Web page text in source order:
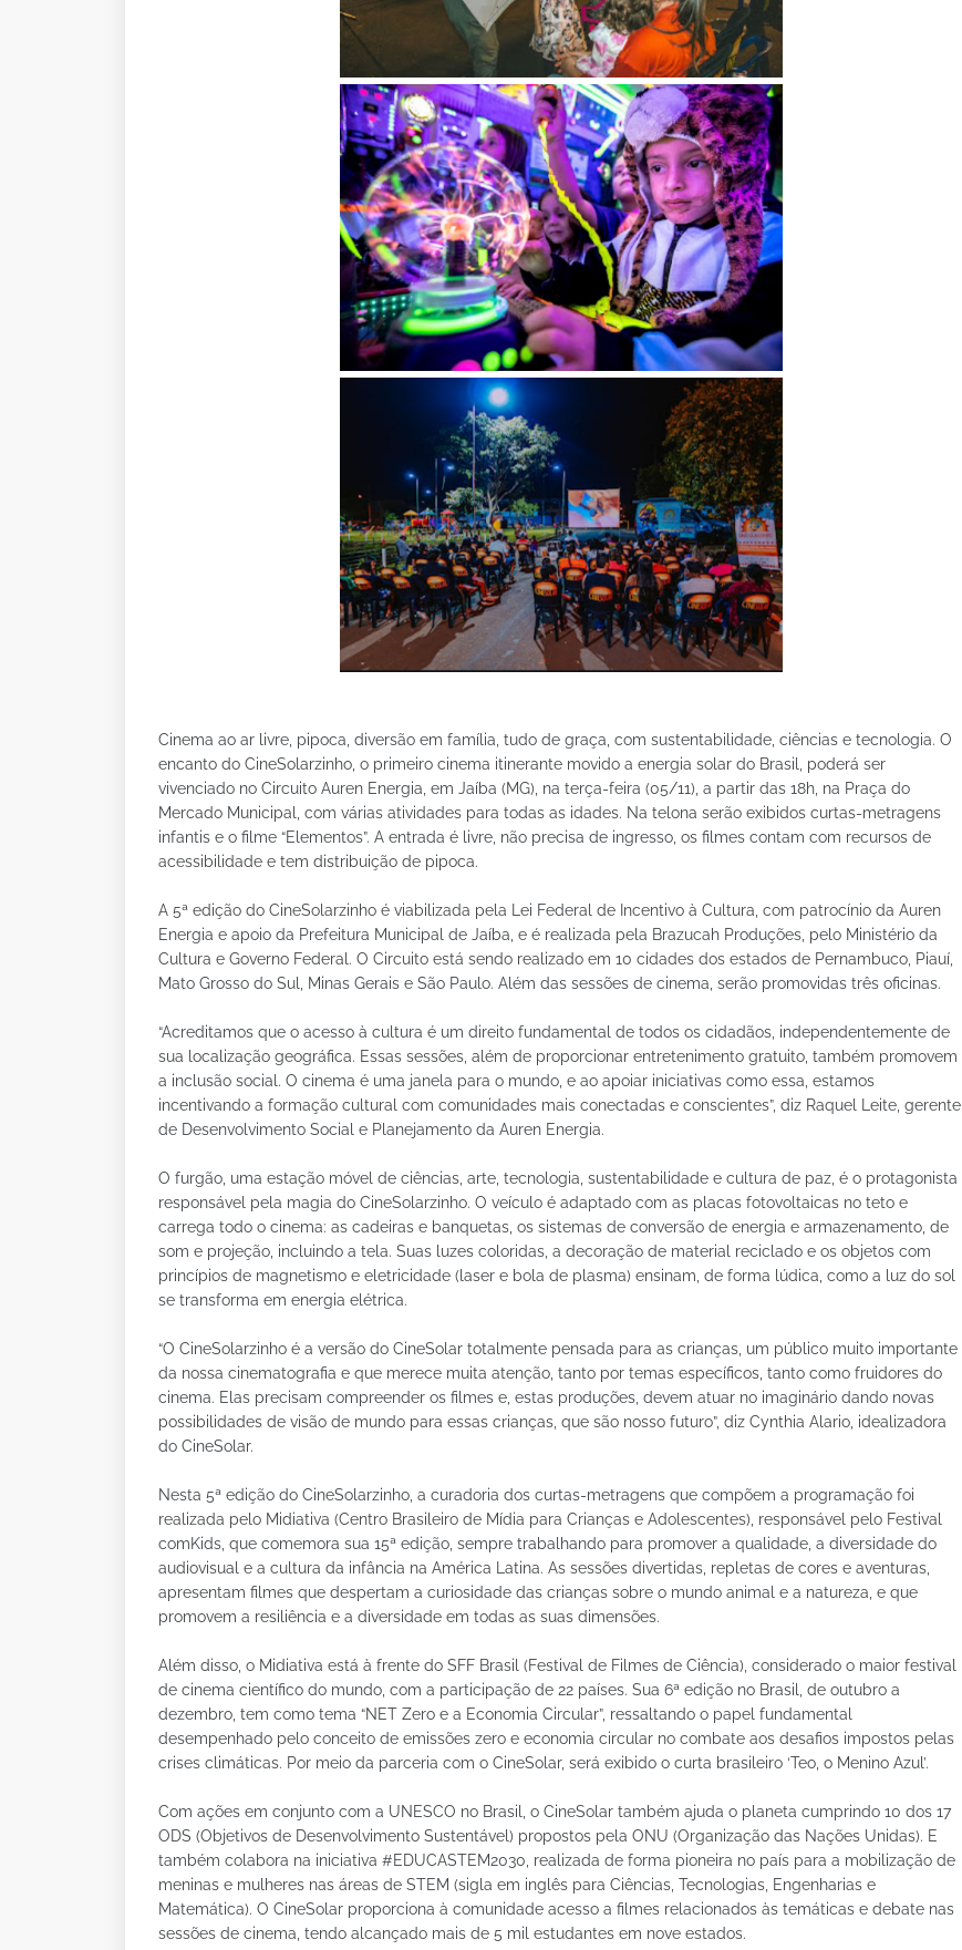
Cinema ao ar livre, pipoca, diversão em família, tudo de graça, com sustentabilidade, ciências e tecnologia. O
encanto do CineSolarzinho, o primeiro cinema itinerante movido a energia solar do Brasil, poderá ser
vivenciado no Circuito Auren Energia, em Jaíba (MG), na terça-feira (05/11), a partir das 18h, na Praça do
Mercado Municipal, com várias atividades para todas as idades. Na telona serão exibidos curtas-metragens
infantis e o filme “Elementos”. A entrada é livre, não precisa de ingresso, os filmes contam com recursos de
acessibilidade e tem distribuição de pipoca.
A 5ª edição do CineSolarzinho é viabilizada pela Lei Federal de Incentivo à Cultura, com patrocínio da Auren
Energia e apoio da Prefeitura Municipal de Jaíba, e é realizada pela Brazucah Produções, pelo Ministério da
Cultura e Governo Federal. O Circuito está sendo realizado em 10 cidades dos estados de Pernambuco, Piauí,
Mato Grosso do Sul, Minas Gerais e São Paulo. Além das sessões de cinema, serão promovidas três oficinas.
“Acreditamos que o acesso à cultura é um direito fundamental de todos os cidadãos, independentemente de
sua localização geográfica. Essas sessões, além de proporcionar entretenimento gratuito, também promovem
a inclusão social. O cinema é uma janela para o mundo, e ao apoiar iniciativas como essa, estamos
incentivando a formação cultural com comunidades mais conectadas e conscientes”, diz Raquel Leite, gerente
de Desenvolvimento Social e Planejamento da Auren Energia.
O furgão, uma estação móvel de ciências, arte, tecnologia, sustentabilidade e cultura de paz, é o protagonista
responsável pela magia do CineSolarzinho. O veículo é adaptado com as placas fotovoltaicas no teto e
carrega todo o cinema: as cadeiras e banquetas, os sistemas de conversão de energia e armazenamento, de
som e projeção, incluindo a tela. Suas luzes coloridas, a decoração de material reciclado e os objetos com
princípios de magnetismo e eletricidade (laser e bola de plasma) ensinam, de forma lúdica, como a luz do sol
se transforma em energia elétrica.
“O CineSolarzinho é a versão do CineSolar totalmente pensada para as crianças, um público muito importante
da nossa cinematografia e que merece muita atenção, tanto por temas específicos, tanto como fruidores do
cinema. Elas precisam compreender os filmes e, estas produções, devem atuar no imaginário dando novas
possibilidades de visão de mundo para essas crianças, que são nosso futuro”, diz Cynthia Alario, idealizadora
do CineSolar.
Nesta 5ª edição do CineSolarzinho, a curadoria dos curtas-metragens que compõem a programação foi
realizada pelo Midiativa (Centro Brasileiro de Mídia para Crianças e Adolescentes), responsável pelo Festival
comKids, que comemora sua 15ª edição, sempre trabalhando para promover a qualidade, a diversidade do
audiovisual e a cultura da infância na América Latina. As sessões divertidas, repletas de cores e aventuras,
apresentam filmes que despertam a curiosidade das crianças sobre o mundo animal e a natureza, e que
promovem a resiliência e a diversidade em todas as suas dimensões.
Além disso, o Midiativa está à frente do SFF Brasil (Festival de Filmes de Ciência), considerado o maior festival
de cinema científico do mundo, com a participação de 22 países. Sua 6ª edição no Brasil, de outubro a
dezembro, tem como tema “NET Zero e a Economia Circular”, ressaltando o papel fundamental
desempenhado pelo conceito de emissões zero e economia circular no combate aos desafios impostos pelas
crises climáticas. Por meio da parceria com o CineSolar, será exibido o curta brasileiro ‘Teo, o Menino Azul’.
Com ações em conjunto com a UNESCO no Brasil, o CineSolar também ajuda o planeta cumprindo 10 dos 17
ODS (Objetivos de Desenvolvimento Sustentável) propostos pela ONU (Organização das Nações Unidas). E
também colabora na iniciativa #EDUCASTEM2030, realizada de forma pioneira no país para a mobilização de
meninas e mulheres nas áreas de STEM (sigla em inglês para Ciências, Tecnologias, Engenharias e
Matemática). O CineSolar proporciona à comunidade acesso a filmes relacionados às temáticas e debate nas
sessões de cinema, tendo alcançado mais de 5 mil estudantes em nove estados.